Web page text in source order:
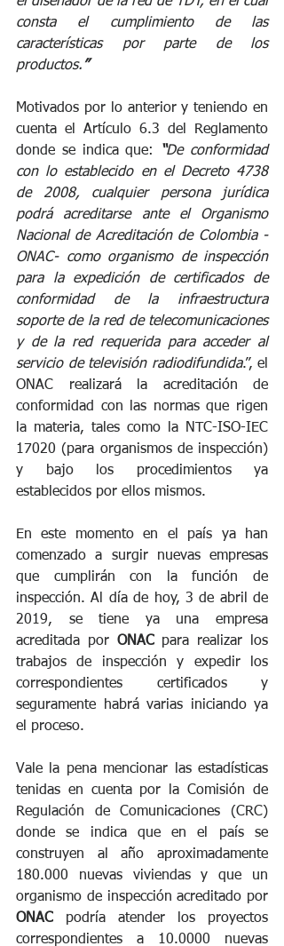
consta el cumplimiento de las
características por parte de los
productos. ”
Motivados por lo anterior y teniendo en
cuenta el Artículo 6.3 del Reglamento
donde se indica que:
“De conformidad
con lo establecido en el Decreto 4738
de 2008, cualquier persona jurídica
podrá acreditarse ante el Organismo
Nacional de Acreditación de Colombia -
ONAC- como organismo de inspección
para la expedición de certificados de
conformidad de la infraestructura
soporte de la red de telecomunicaciones
y de la red requerida para acceder al
servicio de televisión radiodifundida.”, el
ONAC realizará la acreditación de
conformidad con las normas que rigen
la materia, tales como la NTC-ISO-IEC
17020 (para organismos de inspección)
y bajo los procedimientos ya
establecidos por ellos mismos.
En este momento en el país ya han
comenzado a surgir nuevas empresas
que cumplirán con la función de
inspección. Al día de hoy, 3 de abril de
2019, se tiene ya una empresa
acreditada por ONAC para realizar los
trabajos de inspección y expedir los
correspondientes certificados y
seguramente habrá varias iniciando ya
el proceso.
Vale la pena mencionar las estadísticas
tenidas en cuenta por la Comisión de
Regulación de Comunicaciones (CRC)
donde se indica que en el país se
construyen al año aproximadamente
180.000 nuevas viviendas y que un
ONAC podría atender los proyectos
correspondientes a 10.0000 nuevas